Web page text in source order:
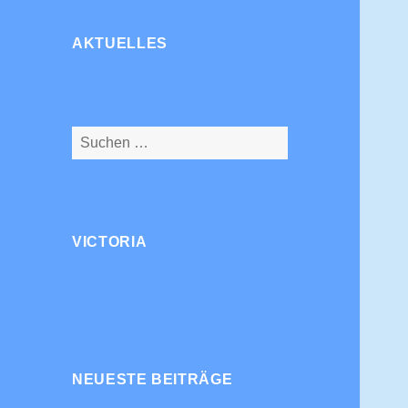
AKTUELLES
Suchen
nach:
VICTORIA
NEUESTE BEITRÄGE